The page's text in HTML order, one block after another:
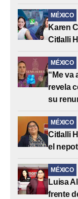
MÉXICO
Karen
Citlalli
MÉXICO
“Me va
revela
su
MÉXICO
Citlalli
el
MÉXICO
Luisa
frente